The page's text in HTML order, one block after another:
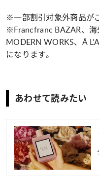
※一部割引対象外商品が
※Francfranc BAZAR、海
MODERN WORKS、Ā
になります。
あわせて読みたい